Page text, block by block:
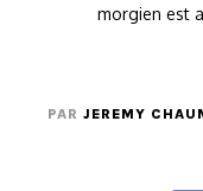
morgien est
PAR JEREMY